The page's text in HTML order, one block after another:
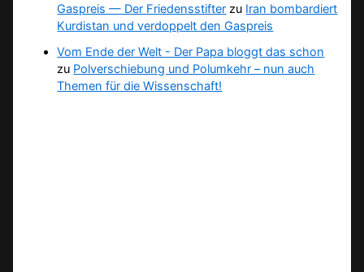
Gaspreis — Der Friedensstifter zu Iran bombardiert
Kurdistan und verdoppelt den Gaspreis
Vom Ende der Welt - Der Papa bloggt das schon
zu Polverschiebung und Polumkehr – nun auch
Themen für die Wissenschaft!